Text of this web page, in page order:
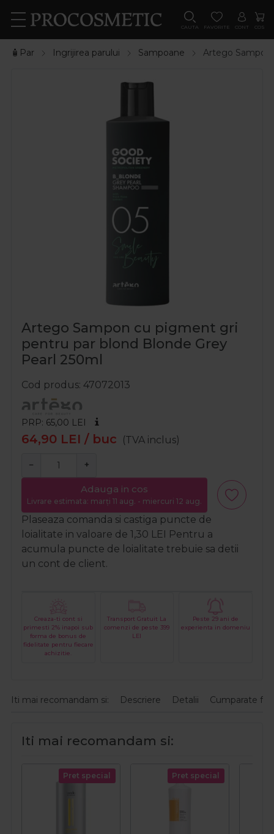
CAUTA FAVORITE CONT COS
🧴Par Ingrijirea parului Sampoane Artego
Artego Sampon cu pigment gri
pentru par blond Blonde Grey
Pearl 250ml
Cod produs 47072013
PRP: 65,00 LEI
64,90 LEI / buc (TVA inclus)
− +
Adauga in cos
Livrare estimata: marți 11 aug. - miercuri 12 aug.
Plaseaza comanda si castiga puncte de
loialitate in valoare de 1,30 LEI Pentru a
acumula puncte de loialitate trebuie sa detii
un cont de client.
Creaza-ti cont si
primesti 2% inapoi sub
forma de bonus de
fidelitate pentru fiecare
achizitie.
Transport Gratuit La
comenzi de peste 399
LEI
Peste 29 ani de
experienta in domeniu
Iti mai recomandam si: Descriere Detalii Cumparate
Iti mai recomandam si:
Pret special Pret special